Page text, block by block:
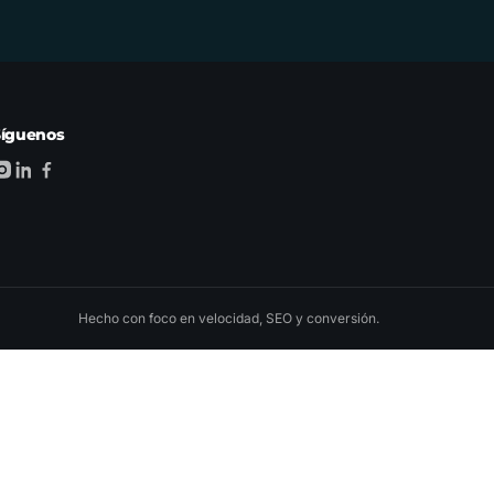
Hecho con foco en velocidad, SEO y conversión.